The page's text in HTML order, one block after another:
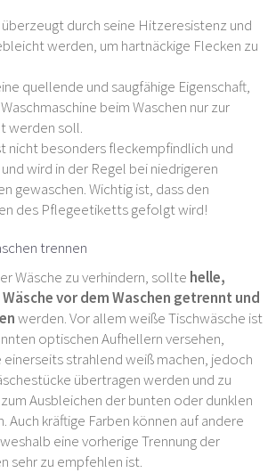
überzeugt durch seine Hitzeresistenz und
werden, um hartnäckige Flecken zu
quellende und saugfähige Eigenschaft,
beim Waschen nur zur
werden soll.
nicht besonders fleckempfindlich und
wird in der Regel bei niedrigeren
gewaschen. Wichtig ist, dass den
des Pflegeetiketts gefolgt wird!
trennen
Wäsche zu verhindern, sollte helle,
vor dem Waschen getrennt und
werden. Vor allem weiße Tischwäsche ist
optischen Aufhellern versehen,
strahlend weiß machen, jedoch
übertragen werden und zu
Ausbleichen der bunten oder dunklen
Auch kräftige Farben können auf andere
eine vorherige Trennung der
sehr zu empfehlen ist.